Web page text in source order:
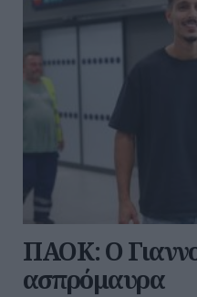
ΠΑΟΚ: Ο
ασπρόμαυρα